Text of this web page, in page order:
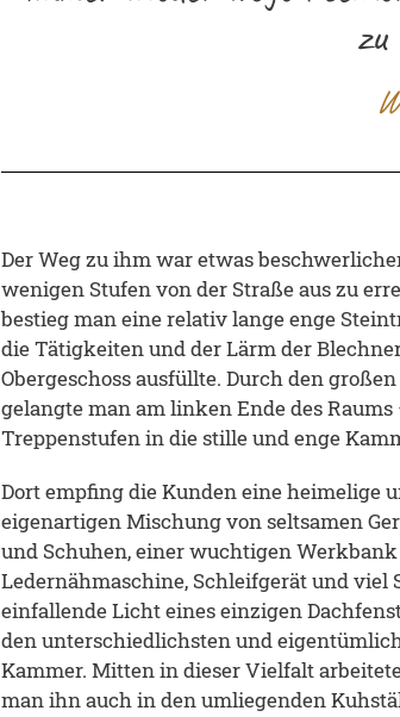
Der Weg zu ihm war etwas
wenigen Stufen von der Straße aus zu
bestieg man eine relativ lange enge
die Tätigkeiten und der Lärm der
Obergeschoss ausfüllte. Durch den
gelangte man am linken Ende des
Treppenstufen in die stille und enge
Dort empfing die Kunden eine heimelige
eigenartigen Mischung von seltsamen
und Schuhen, einer wuchtigen
Ledernähmaschine, Schleifgerät und viel
einfallende Licht eines einzigen
den unterschiedlichsten und
Kammer. Mitten in dieser Vielfalt
man ihn auch in den umliegenden